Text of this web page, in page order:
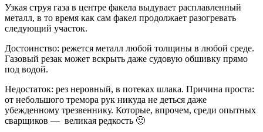
Узкая струя газа в центре факела выдувает расплавленный
металл, в то время как сам факел продолжает разогревать
следующий участок.
Достоинство: режется металл любой толщины в любой среде.
Газовый резак может вскрыть даже судовую обшивку прямо
под водой.
Недостаток: рез неровный, в потеках шлака. Причина проста:
от небольшого тремора рук никуда не деться даже
убежденному трезвеннику. Которые, впрочем, среди опытных
сварщиков — великая редкость 🙂